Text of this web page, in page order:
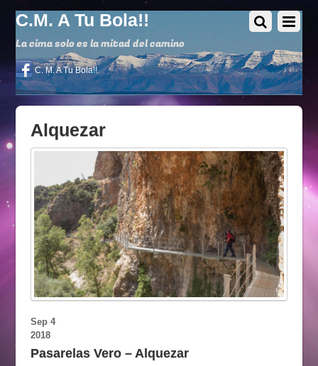
C.M. A Tu Bola!!
La cima solo es la mitad del camino
C. M. A Tu Bola!!
Alquezar
Sep 4
2018
Pasarelas Vero – Alquezar